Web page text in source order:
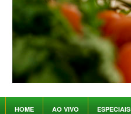
HOME AO VIVO ESPECIAIS